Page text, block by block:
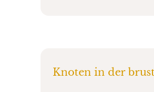
Knoten in der